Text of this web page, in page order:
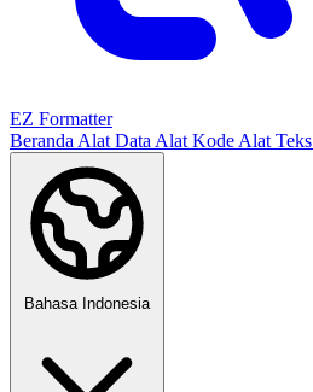
EZ Formatter
Beranda Alat Data Alat Kode Alat Teks
Bahasa Indonesia